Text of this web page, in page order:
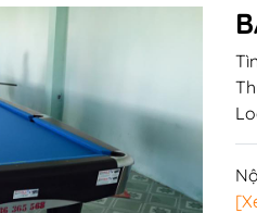
Bàn Bi-a Trẻ Em
Bàn Bi-a Liên Doanh
Bi-a Dragon
Bàn Bi-a Thi Đấu
Vải nỉ trải bàn Bi-a